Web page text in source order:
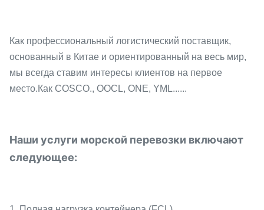
Как профессиональный логистический поставщик,
основанный в Китае и ориентированный на весь мир,
мы всегда ставим интересы клиентов на первое
место.Как COSCO., OOCL, ONE, YML......
Наши услуги морской перевозки включают
следующее: